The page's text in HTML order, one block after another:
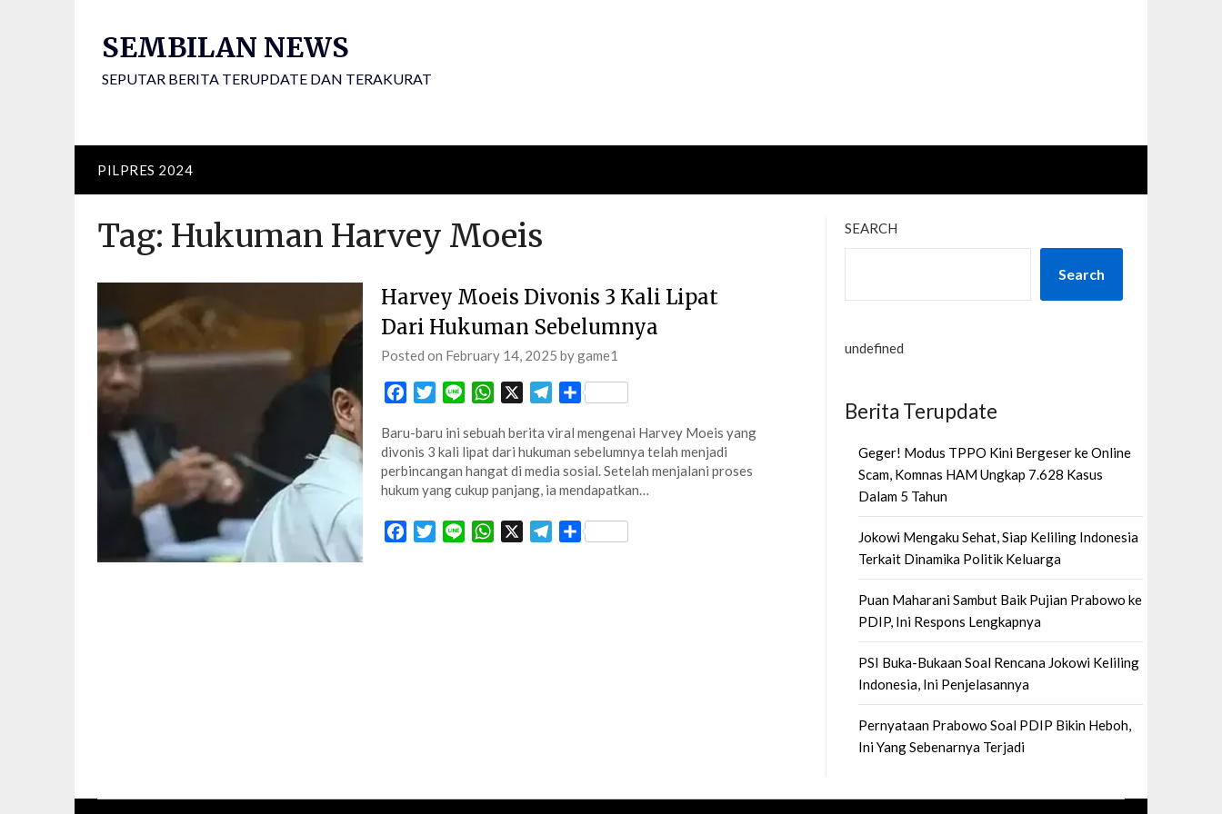
SEMBILAN NEWS
SEPUTAR BERITA TERUPDATE DAN TERAKURAT
PILPRES 2024
Tag: Hukuman Harvey Moeis
Harvey Moeis Divonis 3 Kali Lipat
Dari Hukuman Sebelumnya
Posted on February 14, 2025 bygame1
FacebookTwitterLine WhatsApp Telegram
Share
Baru-baru ini sebuah berita viral mengenai Harvey Moeis yang
divonis 3 kali lipat dari hukuman sebelumnya telah menjadi
perbincangan hangat di media sosial. Setelah menjalani proses
hukum yang cukup panjang, ia mendapatkan…
FacebookTwitterLine WhatsApp Telegram
Share
SEARCH
Search
undefined
Berita Terupdate
Geger! Modus TPPO Kini Bergeser ke Online
Scam, Komnas HAM Ungkap 7.628 Kasus
Dalam 5 Tahun
Jokowi Mengaku Sehat, Siap Keliling Indonesia
Terkait Dinamika Politik Keluarga
Puan Maharani Sambut Baik Pujian Prabowo ke
PDIP, Ini Respons Lengkapnya
PSI Buka-Bukaan Soal Rencana Jokowi Keliling
Indonesia, Ini Penjelasannya
Pernyataan Prabowo Soal PDIP Bikin Heboh,
Ini Yang Sebenarnya Terjadi